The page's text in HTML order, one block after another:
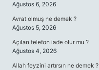
Ağustos 6, 2026
Avrat olmuş ne demek ?
Ağustos 5, 2026
Açılan telefon iade olur mu ?
Ağustos 4, 2026
Allah feyzini artırsın ne demek ?